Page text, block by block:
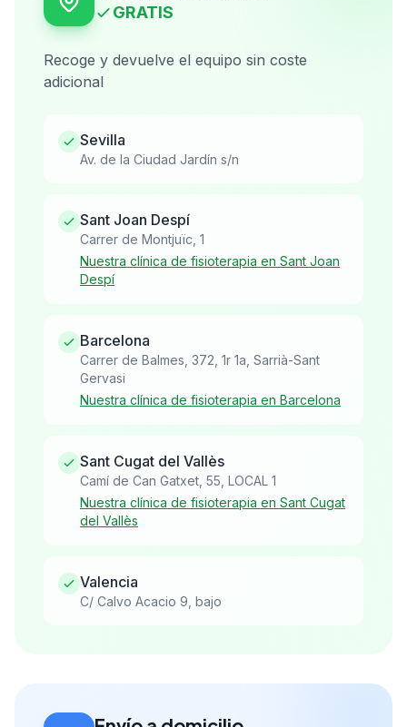
GRATIS
Recoge y devuelve el equipo sin coste
adicional
Sevilla
Av. de la Ciudad Jardín s/n
Sant Joan Despí
Carrer de Montjuïc, 1
Nuestra clínica de fisioterapia en Sant Joan
Despí
Barcelona
Carrer de Balmes, 372, 1r 1a, Sarrià-Sant
Gervasi
Nuestra clínica de fisioterapia en Barcelona
Sant Cugat del Vallès
Camí de Can Gatxet, 55, LOCAL 1
Nuestra clínica de fisioterapia en Sant Cugat
del Vallès
Valencia
C/ Calvo Acacio 9, bajo